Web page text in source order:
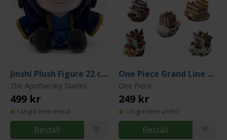
Jinshi Plush Figure 22 cm
The Apothecary Diaries
499 kr
Längre leveranstid
Beställ
One Piece Grand Line Yuracolle Trading Figure (Blind Pack)
One Piece
249 kr
Längre leveranstid
Beställ